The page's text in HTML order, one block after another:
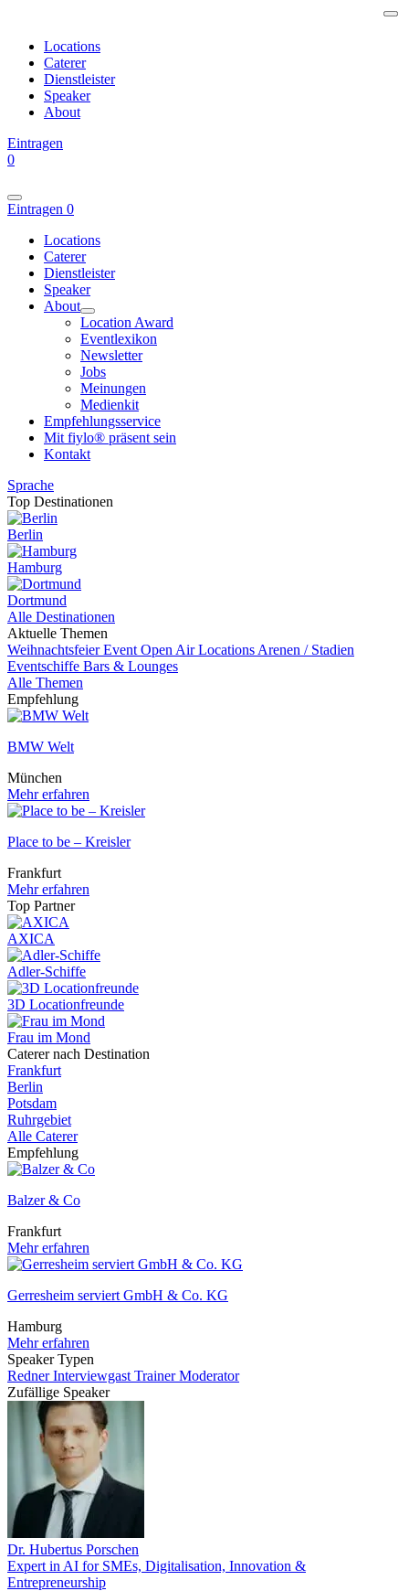
Locations
Caterer
Dienstleister
Speaker
About
Eintragen
0
Eintragen 0
Locations
Caterer
Dienstleister
Speaker
About
Location Award
Eventlexikon
Newsletter
Jobs
Meinungen
Medienkit
Empfehlungsservice
Mit fiylo® präsent sein
Kontakt
Sprache
Top Destinationen
Berlin
Hamburg
Dortmund
Alle Destinationen
Aktuelle Themen
WeihnachtsfeierEvent Open Air Locations Arenen / Stadien
Eventschiffe Bars & Lounges
Alle Themen
Empfehlung
BMW Welt
München
Mehr erfahren
Place to be – Kreisler
Frankfurt
Mehr erfahren
Top Partner
AXICA
Adler-Schiffe
3D Locationfreunde
Frau im Mond
Caterer nach Destination
Frankfurt
Berlin
Potsdam
Ruhrgebiet
Alle Caterer
Empfehlung
Balzer & Co
Frankfurt
Mehr erfahren
Gerresheim serviert GmbH & Co. KG
Hamburg
Mehr erfahren
Speaker Typen
RednerInterviewgast TrainerModerator
Zufällige Speaker
Dr. Hubertus Porschen
Expert in AI for SMEs, Digitalisation, Innovation &
Entrepreneurship